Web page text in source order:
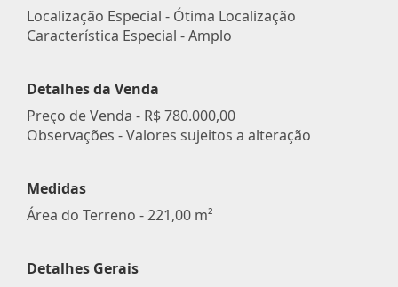
Localização Especial - Ótima Localização
Característica Especial - Amplo
Detalhes da Venda
Preço de Venda - R$ 780.000,00
Observações - Valores sujeitos a alteração
Medidas
Área do Terreno - 221,00 m²
Detalhes Gerais